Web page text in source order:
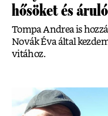
hősöket és
Tompa Andrea is
Novák Éva által
vitához.